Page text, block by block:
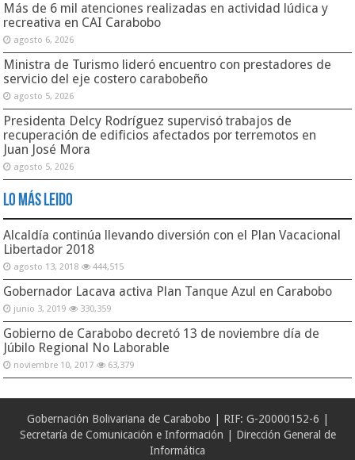
Más de 6 mil atenciones realizadas en actividad lúdica y
recreativa en CAI Carabobo
agosto 6, 2026
Ministra de Turismo lideró encuentro con prestadores de
servicio del eje costero carabobeño
agosto 5, 2026
Presidenta Delcy Rodríguez supervisó trabajos de
recuperación de edificios afectados por terremotos en
Juan José Mora
agosto 5, 2026
Lo Más Leido
Alcaldía continúa llevando diversión con el Plan Vacacional
Libertador 2018
agosto 13, 2018 444,515
Gobernador Lacava activa Plan Tanque Azul en Carabobo
junio 3, 2019 330,359
Gobierno de Carabobo decretó 13 de noviembre día de
Júbilo Regional No Laborable
noviembre 10, 2017 63,379
Gobernación Bolivariana de Carabobo | RIF: G-20000152-6 |
Secretaría de Comunicación e Información | Dirección General de
Informática